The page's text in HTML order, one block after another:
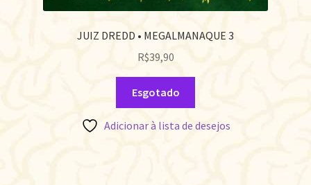
JUIZ DREDD • MEGALMANAQUE 3
R$39,90
Esgotado
Adicionar à lista de desejos